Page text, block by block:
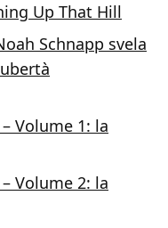
Up That Hill
Schnapp svela
Volume 1: la
Volume 2: la